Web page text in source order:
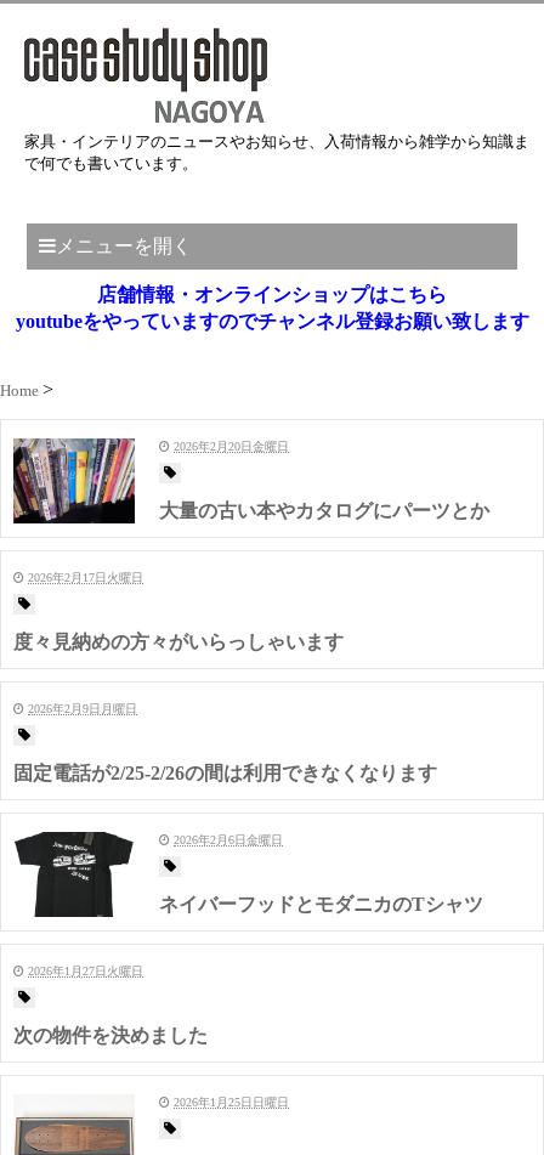
家具・インテリアのニュースやお知らせ、入荷情報から雑学から知識ま
で何でも書いています。
メニューを開く
店舗情報・オンラインショップはこちら
youtubeをやっていますのでチャンネル登録お願い致します
Home
2026年2月20日金曜日
大量の古い本やカタログにパーツとか
2026年2月17日火曜日
度々見納めの方々がいらっしゃいます
2026年2月9日月曜日
固定電話が2/25-2/26の間は利用できなくなります
2026年2月6日金曜日
ネイバーフッドとモダニカのTシャツ
2026年1月27日火曜日
次の物件を決めました
2026年1月25日日曜日